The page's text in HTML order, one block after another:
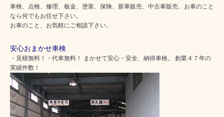
車検、点検、修理、板金、塗装、保険、新車販売、中古車販売、お車のこと
なら何でもお任せ下さい。
お車のこと、お気軽にご相談下さい。
安心おまかせ車検
・見積無料！・代車無料！ まかせて安心・安全、納得車検。 創業４７年の
実績件数！